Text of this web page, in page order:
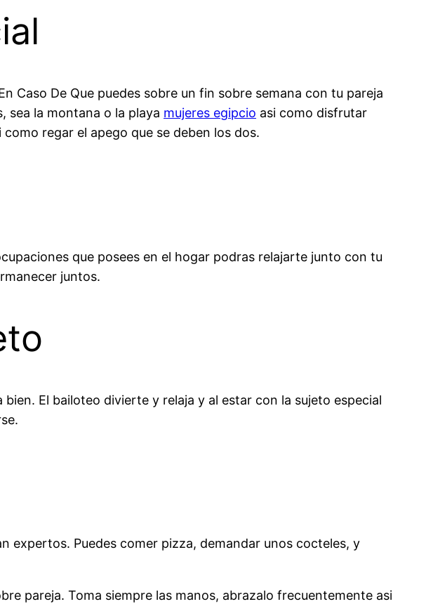
Caso De Que puedes sobre un fin sobre semana con tu pareja
sea la montana o la playa mujeres egipcio asi como disfrutar
regar el apego que se deben los dos.
que posees en el hogar podras relajarte junto con tu
juntos.
El bailoteo divierte y relaja y al estar con la sujeto especial
expertos. Puedes comer pizza, demandar unos cocteles, y
pareja. Toma siempre las manos, abrazalo frecuentemente asi